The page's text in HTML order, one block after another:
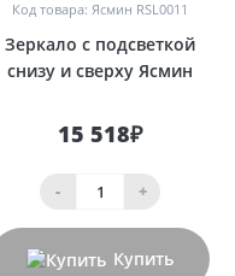
Код товара: Ясмин RSL0011
Зеркало с подсветкой
снизу и сверху Ясмин
15 518₽
- +
Купить